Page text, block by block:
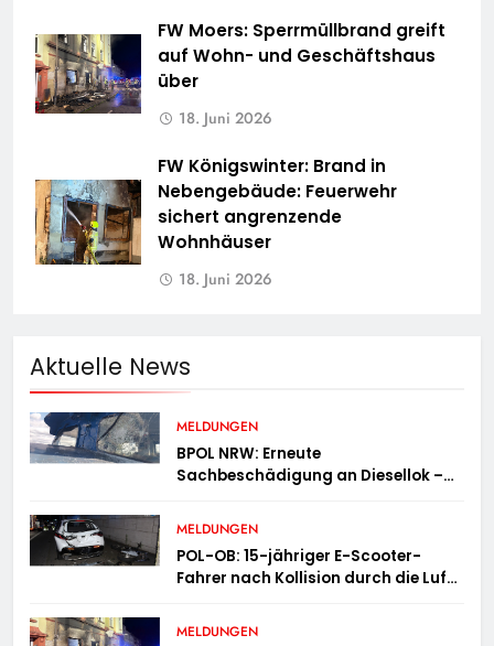
FW Moers: Sperrmüllbrand greift
auf Wohn- und Geschäftshaus
über
18. Juni 2026
FW Königswinter: Brand in
Nebengebäude: Feuerwehr
sichert angrenzende
Wohnhäuser
18. Juni 2026
Aktuelle News
MELDUNGEN
BPOL NRW: Erneute
Sachbeschädigung an Diesellok –
MELDUNGEN
POL-OB: 15-jähriger E-Scooter-
Fahrer nach Kollision durch die Luft
MELDUNGEN